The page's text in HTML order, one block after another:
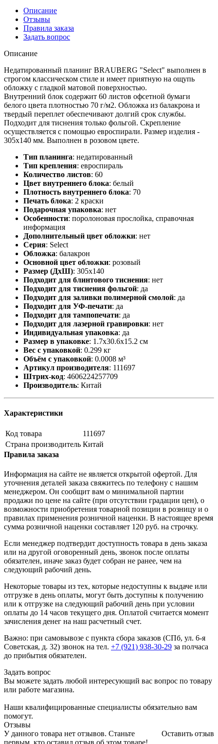
Описание
Отзывы
Правила заказа
Задать вопрос
Описание
Недатированный планинг BRAUBERG "Select" выполнен в
строгом классическом стиле и имеет приятную на ощупь
обложку с гладкой матовой поверхностью.
Внутренний блок содержит 60 листов офсетной бумаги
белого цвета плотностью 70 г/м2. Обложка из балакрона и
твердый переплет обеспечивают долгий срок службы.
Подходит для тиснения только фольгой. Скрепление
осуществляется с помощью евроспирали. Размер изделия -
305х140 мм. Выполнен в розовом цвете.
Тип планинга: недатированный
Тип крепления: евроспираль
Количество листов: 60
Цвет внутреннего блока: белый
Плотность внутреннего блока: 70
Печать блока: 2 краски
Подарочная упаковка: нет
Особенности: поролоновая прослойка, справочная
информация
Дополнительный цвет обложки: нет
Серия: Select
Обложка: балакрон
Основной цвет обложки: розовый
Размер (ДхШ): 305х140
Подходит для блинтового тиснения: нет
Подходит для тиснения фольгой: да
Подходит для заливки полимерной смолой: да
Подходит для УФ-печати: да
Подходит для тампопечати: да
Подходит для лазерной гравировки: нет
Индивидуальная упаковка: да
Размер в упаковке: 1.7x30.6x15.2 см
Вес с упаковкой: 0.299 кг
Объём с упаковкой: 0.0008 м³
Артикул производителя: 111697
Штрих-код: 4606224257709
Производитель: Китай
Характеристики
Код товара
111697
Страна производитель Китай
Правила заказа
Информация на сайте не является открытой офертой. Для
уточнения деталей заказа свяжитесь по телефону с нашим
менеджером. Он сообщит вам о минимальной партии
продажи по цене на сайте (при отсутствии градации цен), о
возможности приобретения товарной позиции в розницу и о
правилах применения розничной наценки. В настоящее время
сумма розничной наценки составляет 120 руб. на строчку.
Если менеджер подтвердит доступность товара в день заказа
или на другой оговоренный день, звонок после оплаты
обязателен, иначе заказ будет собран не ранее, чем на
следующий рабочий день.
Некоторые товары из тех, которые недоступны к выдаче или
отгрузке в день оплаты, могут быть доступны к получению
или к отгрузке на следующий рабочий день при условии
оплаты до 14 часов текущего дня. Оплатой считается момент
зачисления денег на наш расчетный счет.
Важно: при самовывозе с пункта сборa заказов (СПб, ул. 6-я
Советская, д. 32) звонок на тел. +7 (921) 938-30-29 за полчаса
до прибытия обязателен.
Задать вопрос
Вы можете задать любой интересующий вас вопрос по товару
или работе магазина.
Наши квалифицированные специалисты обязательно вам
помогут.
Отзывы
Оставить отзыв
У данного товара нет отзывов. Станьте
первым, кто оставил отзыв об этом товаре!